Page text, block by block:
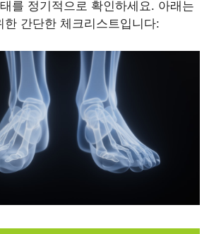
를 정기적으로 확인하세요. 아래는
한 간단한 체크리스트입니다: